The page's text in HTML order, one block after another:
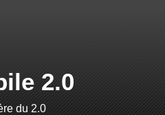
2.0
du 2.0